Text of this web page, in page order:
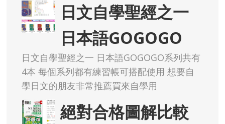
日文自學聖經之一
日本語GOGOGO
日文自學聖經之一 日本語GOGOGO系列共有
4本 每個系列都有練習帳可搭配使用 想要自
學日文的朋友非常推薦買來自學用
絕對合格圖解比較